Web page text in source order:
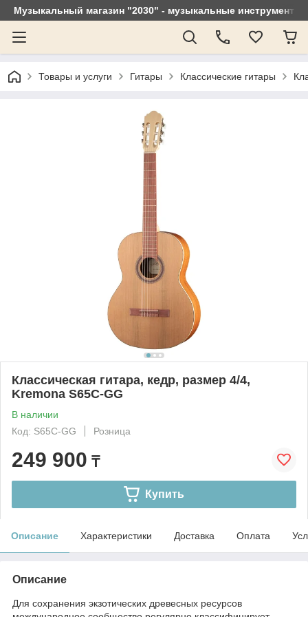
Музыкальный магазин "2030" - музыкальные
Товары и услуги Гитары Классические гитары
Классическая гитара, кедр, размер 4/4,
Kremona S65C-GG
В наличии
Код: S65C-GG
Розница
249 900 ₸
Купить
Описание Характеристики Доставка Оплата
Описание
Для сохранения экзотических древесных ресурсов